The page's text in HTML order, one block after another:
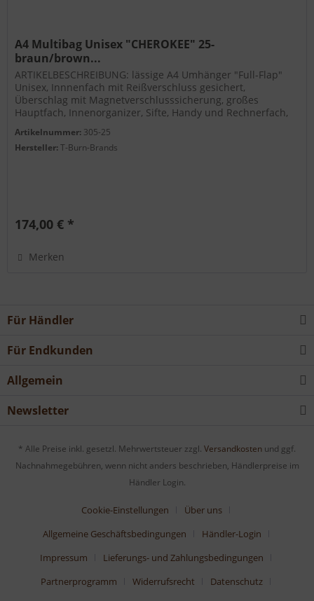
A4 Multibag Unisex "CHEROKEE" 25-
braun/brown...
ARTIKELBESCHREIBUNG: lässige A4 Umhänger "Full-Flap"
Unisex, Innnenfach mit Reißverschluss gesichert,
Überschlag mit Magnetverschlusssicherung, großes
Hauptfach, Innenorganizer, Sifte, Handy und Rechnerfach,
Artikelnummer: 305-25
Hersteller:T-Burn-Brands
174,00 € *
Merken
Für Händler
Für Endkunden
Allgemein
Newsletter
* Alle Preise inkl. gesetzl. Mehrwertsteuer zzgl. Versandkosten und ggf.
Nachnahmegebühren, wenn nicht anders beschrieben, Händlerpreise im
Händler Login.
Cookie-Einstellungen
Über uns
Allgemeine Geschäftsbedingungen
Händler-Login
Impressum
Lieferungs- und Zahlungsbedingungen
Partnerprogramm
Widerrufsrecht
Datenschutz